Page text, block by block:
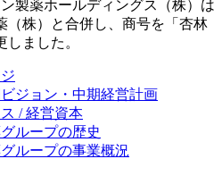
製薬ホールディングス（株）は
（株）と合併し、商号を「杏林
ました。
ジョン・中期経営計画
/ 経営資本
ループの歴史
ループの事業概況